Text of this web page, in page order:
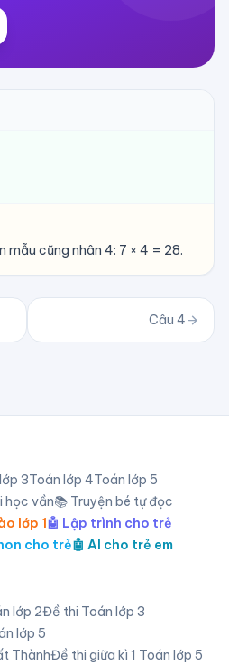
mẫu cũng nhân 4: 7 × 4 = 28.
Câu 4
3Toán lớp 4Toán lớp 5
học vần📚 Truyện bé tự đọc
lớp 1🤖 Lập trình cho trẻ
cho trẻ🤖 AI cho trẻ em
lớp 2Đề thi Toán lớp 3
lớp 5
ThànhĐề thi giữa kì 1 Toán lớp 5